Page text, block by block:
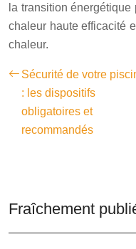
la transition
chaleur haute efficacité
chaleur.
Sécurité de votre
: les dispositifs
obligatoires et
recommandés
Fraîchement